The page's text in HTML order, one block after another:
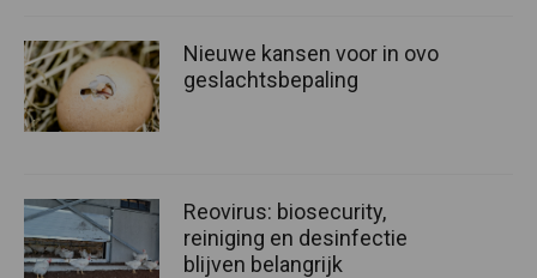
Nieuwe kansen voor in ovo
geslachtsbepaling
Reovirus: biosecurity,
reiniging en desinfectie
blijven belangrijk